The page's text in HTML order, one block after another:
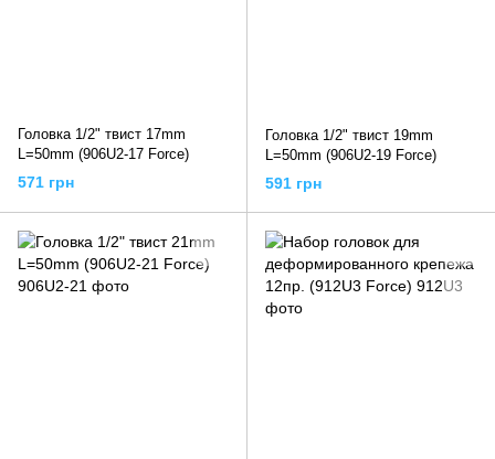
Головка 1/2" твист 17mm
L=50mm (906U2-17 Force)
571 грн
Головка 1/2" твист 19mm
L=50mm (906U2-19 Force)
591 грн